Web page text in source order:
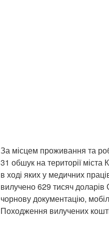
За місцем проживання та
31 обшук на території міста
в ході яких у медичних
вилучено 629 тисяч
чорнову документацію,
Походження вилучених